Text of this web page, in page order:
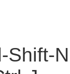
Shift-N